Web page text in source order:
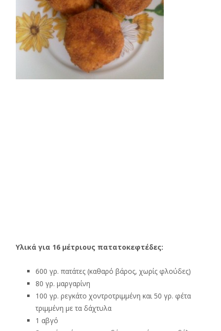
Υλικά για 16 μέτριους πατατοκεφτέδες:
600 γρ. πατάτες (καθαρό βάρος, χωρίς φλούδες)
80 γρ. μαργαρίνη
100 γρ. ρεγκάτο χοντροτριμμένη και 50 γρ. φέτα
τριμμένη με τα δάχτυλα
1 αβγό